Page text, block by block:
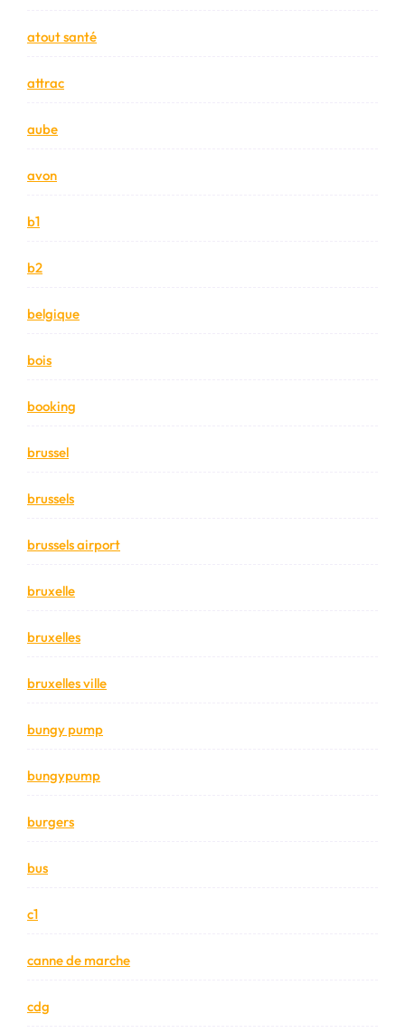
atout santé
attrac
aube
avon
b1
b2
belgique
bois
booking
brussel
brussels
brussels airport
bruxelle
bruxelles
bruxelles ville
bungy pump
bungypump
burgers
bus
c1
canne de marche
cdg